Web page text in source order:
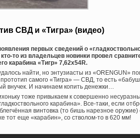
СВД и «Тигра» (видео)
первых сведений о
то из владельцев новинки провел
карабина «Тигр» 7,62х54R.
найти, но энтузиасты из «ORENGUN»
самого «Тигра» — СВД, то есть
внучек. И начинаем копить денежки…
тоже привыкаем к совершенно
карабина». Все-таки, если
винтовка (то бишь нарезное оружие)
тот еще «карабин», со стволом-то в 620 мм!